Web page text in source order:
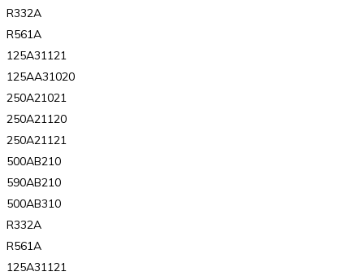
R332A
R561A
125A31121
125AA31020
250A21021
250A21120
250A21121
500AB210
590AB210
500AB310
R332A
R561A
125A31121